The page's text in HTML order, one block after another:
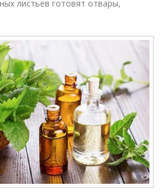
листьев готовят отвары,